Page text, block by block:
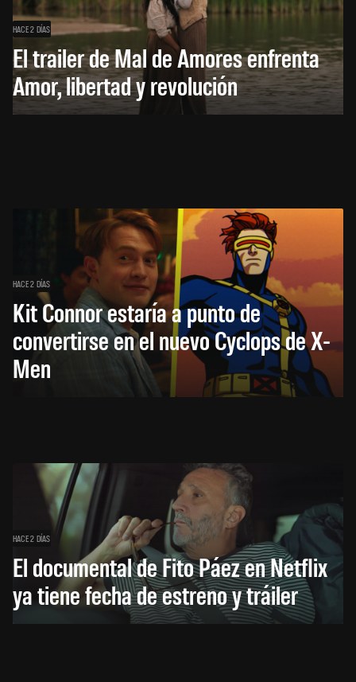
HACE 2 DÍAS
El trailer de Mal de Amores enfrenta
Amor, libertad y revolución
HACE 2 DÍAS
Kit Connor estaría a punto de
convertirse en el nuevo Cyclops de X-
Men
HACE 2 DÍAS
El documental de Fito Páez en Netflix
ya tiene fecha de estreno y tráiler